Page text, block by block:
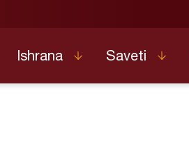
Ishrana Saveti